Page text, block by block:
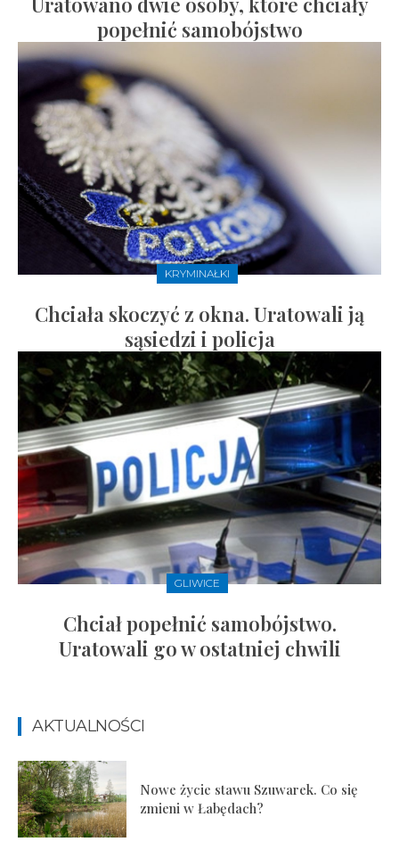
popełnić samobójstwo
KRYMINAŁKI
Chciała skoczyć z okna. Uratowali ją
sąsiedzi i policja
GLIWICE
Chciał popełnić samobójstwo.
Uratowali go w ostatniej chwili
AKTUALNOŚCI
Nowe życie stawu Szuwarek. Co się
zmieni w Łabędach?